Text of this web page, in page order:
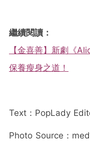
繼續閱讀：
【金喜善】新劇《
保養瘦身之道！
Text：PopLady
Photo Source：